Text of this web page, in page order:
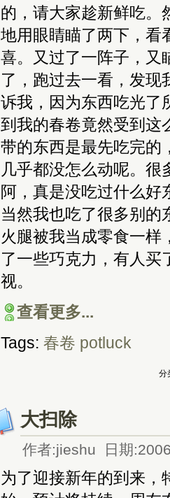
的，请大家趁新鲜吃。
地用眼睛瞄了两下，看
喜。又过了一阵子，又
了，跑过去一看，发现
诉我，因为东西吃光了
到我的春卷竟然受到这
带的东西是最先吃完的
几乎都没怎么动呢。
阿，真是没吃过什么好
当然我也吃了很多别的
火腿被我当成零食一样
了一些巧克力，有人买
视。
查看更多...
Tags: 春卷 potluck
分
大扫除
作者:jieshu 日期
为了迎接新年的到来，